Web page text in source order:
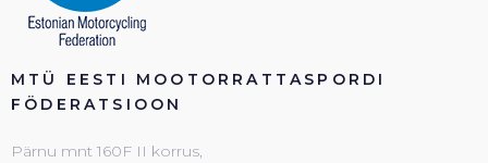
MTÜ EESTI MOOTORRATTASPORDI
FÖDERATSIOON
Pärnu mnt 160F II korrus,